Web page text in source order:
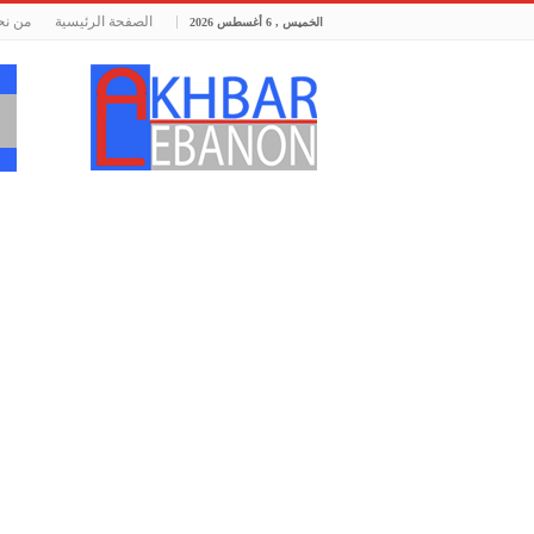
الخميس , 6 أغسطس 2026 الصفحة الرئيسية من